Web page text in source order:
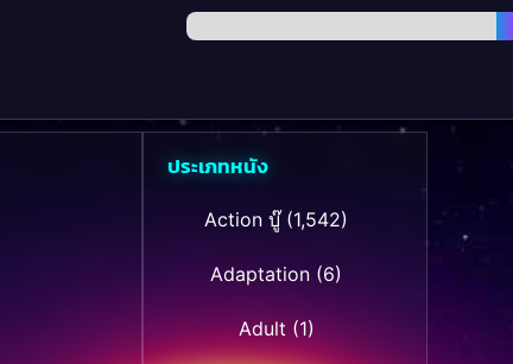
ประเภทหนัง
Action บู๊(1,542)
Adaptation (6)
Adult(1)